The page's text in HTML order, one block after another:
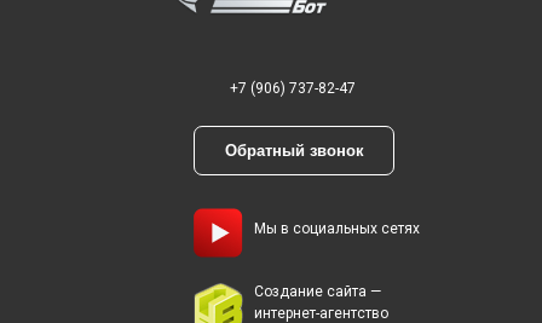
+7 (906) 737-82-47
Обратный звонок
Мы в социальных сетях
Создание сайта —
интернет-агентство